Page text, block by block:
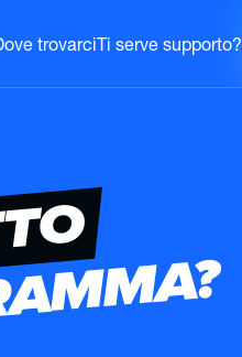
trovarci Ti serve supporto?